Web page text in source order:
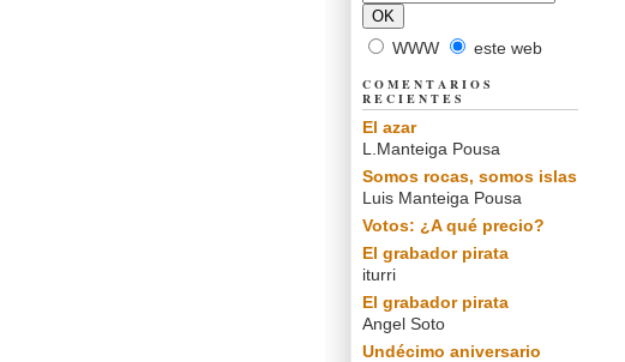
WWW este web
COMENTARIOS
RECIENTES
El azar
L.Manteiga Pousa
Somos rocas, somos islas
Luis Manteiga Pousa
Votos: ¿A qué precio?
El grabador pirata
iturri
El grabador pirata
Angel Soto
Undécimo aniversario